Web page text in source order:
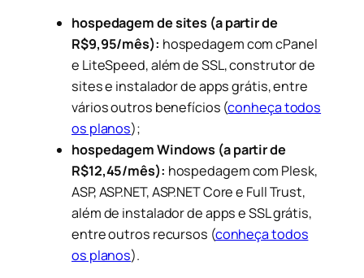
hospedagem de sites (a partir de
R$9,95/mês): hospedagem com cPanel
e LiteSpeed, além de SSL, construtor de
sites e instalador de apps grátis, entre
vários outros benefícios (conheça todos
os planos);
hospedagem Windows (a partir de
R$12,45/mês): hospedagem com Plesk,
ASP, ASP.NET, ASP.NET Core e Full Trust,
além de instalador de apps e SSL grátis,
entre outros recursos (conheça todos
os planos).